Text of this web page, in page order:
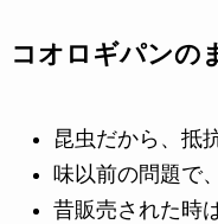
コオロギパンの
昆虫だから、抵
味以前の問題で
昔販売された時